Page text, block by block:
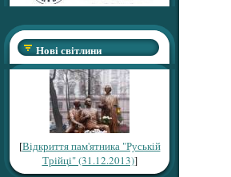
Нові світлини
[Відкриття пам'ятника "Руській
Трійці" (31.12.2013)]